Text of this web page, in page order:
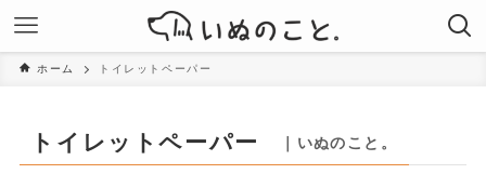
ホーム トイレットペーパー
トイレットペーパー ｜いぬのこと。